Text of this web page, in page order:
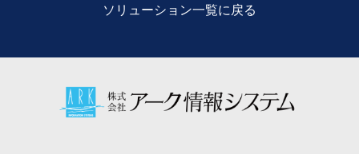
ソリューション一覧に戻る